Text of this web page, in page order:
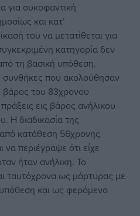
για συκοφαντική
και κατ’
του να μετατίθεται για
κατηγορία δεν
τη βασική υπόθεση.
συνθήκες που ακολούθησαν
βάρος του 83χρονου
εις βάρος ανήλικου
Η διαδικασία της
κατάθεση 56χρονης
περιέγραψε ότι είχε
ήταν ανήλικη. Το
ταυτόχρονα ως μάρτυρας με
και ως φερόμενο